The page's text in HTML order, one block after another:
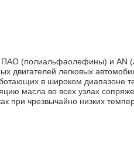
ПАО (полиальфаолефины) и AN
двигателей легковых
в широком диапазоне
масла во всех узлах
при чрезвычайно низких